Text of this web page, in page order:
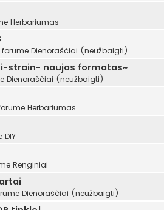
Herbariumas
forume Dienoraščiai (neužbaigti)
strain- naujas formatas~
Dienoraščiai (neužbaigti)
Herbariumas
DIY
Renginiai
Dienoraščiai (neužbaigti)